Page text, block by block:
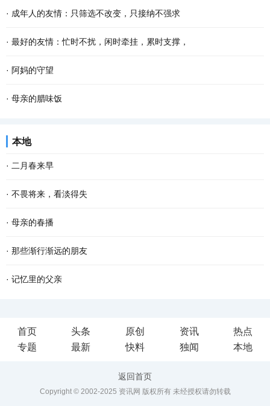
记不清从什么时候开始，迷上了冠小体瘦的野菊花，颇有山野归来不
看菊的意味。曾想种一片野菊，可是找不到那么一块地。而且我知
道，就算是圈养在眼前，最后的结果是花开得并不...
· 成年人的友情：只筛选不改变，只接纳不强求
年岁渐长，越发懂得，不是所有人都适合成为朋友。 茫茫人海，有人
同行，是幸运；无缘相伴，也不强留。我们只珍惜能和自己同行的那
一部分人。 成年人的 友情 ，从来都是只筛选不...
· 最好的友情：忙时不扰，闲时牵挂，累时支撑，
看过一句话：好的关系，不一定朝夕相处，形影不离，但一定是天冷
情不冷，人远心不远。 忙而不忘的，是交情；不离不弃的，是交心。
· 阿妈的守望
经轮声声，袅袅绕绕，飘过午后慵懒的时光，洒落人间的音符轻轻敲
· 母亲的腊味饭
本地
· 二月春来早
二月的大地，已过立春节气，这就是春天了。 只是春风料峭，倒春寒
还在做最后的挣扎，企图在人间制造出最后的一点风浪，但是大地的
深处已被喊醒，春天的温暖势不可挡，无论是天...
· 不畏将来，看淡得失
到了一定年龄，回望过去，有很多美好的回忆，仿佛还鲜活如昨，历
历在目。然而故事却再也无法重演了。 物是人非事事休，唯有剩
下“人面不知何处去，桃花依旧笑春风”的无奈感伤...
· 母亲的春播
春云卷卷，阳光熙和，大好春光正适春播。记忆中的母亲春天把番薯
苗种下去，秋风一吹，榔头大的番薯就从地里刨出来，我家的篱笆小
· 那些渐行渐远的朋友
我的同事何燕和李晨，多年来一直性情相投，不仅是好同事，更是好
区，被我们称为一对“形影不离的姐妹花”。 可是...
· 记忆里的父亲
候，一位14岁入伍，革命一生，获得过20多枚军功章的老兵的名字频
首页 头条 原创 资讯
热点
专题
最新 快料 独闻 本地
返回首页
Copyright © 2002-2025 资讯网 版权所有 未经授权请勿转载